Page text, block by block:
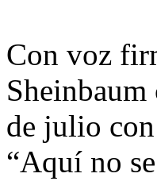
Con voz
de julio
“Aquí no